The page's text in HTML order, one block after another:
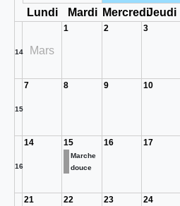
Lundi
Mardi MercrediJeudi
14 Mars
1 2 3
15
7 8 9 10
16
14 15
Marche
douce
16 17
21 22 23 24